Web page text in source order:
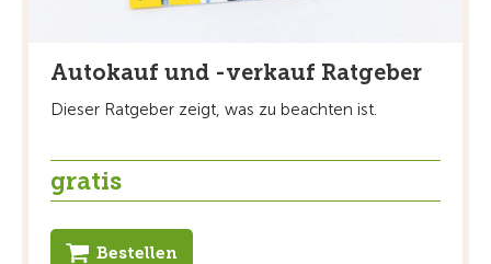
Autokauf und -verkauf Ratgeber
Dieser Ratgeber zeigt, was zu beachten ist.
gratis
Bestellen